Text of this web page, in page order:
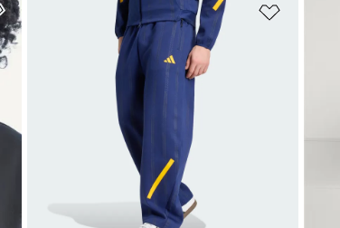
Dodaj do listy życzeń Dodaj